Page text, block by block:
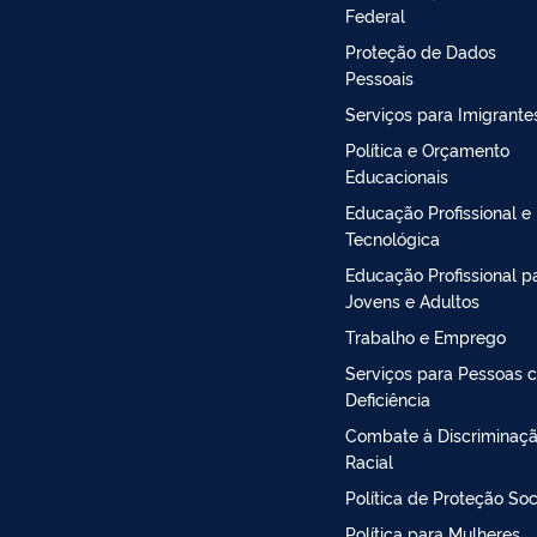
Federal
Proteção de Dados
Pessoais
Serviços para
Política e Orçamento
Educacionais
Educação Profissional e
Tecnológica
Educação Profissional
Jovens e Adultos
Trabalho e Emprego
Serviços para Pessoas
Deficiência
Combate à
Racial
Política de Proteção